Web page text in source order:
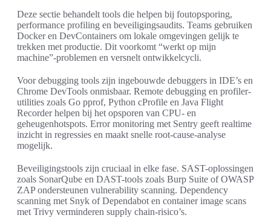
Deze sectie behandelt tools die helpen bij foutopsporing,
performance profiling en beveiligingsaudits. Teams gebruiken
Docker en DevContainers om lokale omgevingen gelijk te
trekken met productie. Dit voorkomt “werkt op mijn
machine”-problemen en versnelt ontwikkelcycli.
Voor debugging tools zijn ingebouwde debuggers in IDE’s en
Chrome DevTools onmisbaar. Remote debugging en profiler-
utilities zoals Go pprof, Python cProfile en Java Flight
Recorder helpen bij het opsporen van CPU- en
geheugenhotspots. Error monitoring met Sentry geeft realtime
inzicht in regressies en maakt snelle root-cause-analyse
mogelijk.
Beveiligingstools zijn cruciaal in elke fase. SAST-oplossingen
zoals SonarQube en DAST-tools zoals Burp Suite of OWASP
ZAP ondersteunen vulnerability scanning. Dependency
scanning met Snyk of Dependabot en container image scans
met Trivy verminderen supply chain-risico’s.